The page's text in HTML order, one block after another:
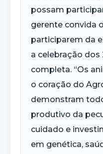
possam
gerente convida
participarem da
a celebração dos
completa. “Os
o coração do
demonstram
produtivo da
cuidado e
em genética,